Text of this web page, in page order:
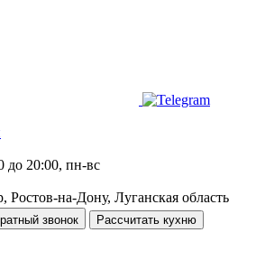
до 20:00, пн-вс
Ростов-на-Дону, Луганская область
звонок Рассчитать кухню